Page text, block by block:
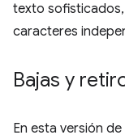
texto
caracteres
Bajas y
En esta versión